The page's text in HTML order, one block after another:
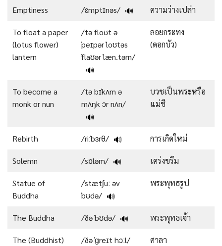
Emptiness /ˈɛmptɪnəs/ 🔊 ความว่างเปล่า
To float a paper
(lotus flower)
lantern
/tə floʊt ə
ˈpeɪpər ˈloʊtəs
ˈflaʊər ˈlæn.tərn/
🔊
ลอยกระทง
(ดอกบัว)
To become a
monk or nun
/tə bɪˈkʌm ə
mʌŋk ɔr nʌn/
🔊
บวชเป็นพระหรือ
แม่ชี
Rebirth /riːˈbɜrθ/ 🔊 การเกิดใหม่
Solemn /ˈsɒləm/ 🔊 เคร่งขรึม
Statue of
Buddha
/ˈstætʃuː əv
ˈbʊdə/ 🔊
พระพุทธรูป
The Buddha /ðə ˈbʊdə/ 🔊 พระพุทธเจ้า
The (Buddhist)
/ðə ˈɡreɪt hɔːl/
ศาลา